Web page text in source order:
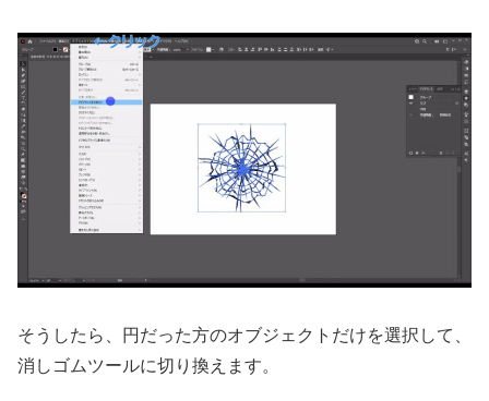
そうしたら、円だった方のオブジェクトだけを選択して、
消しゴムツールに切り換えます。